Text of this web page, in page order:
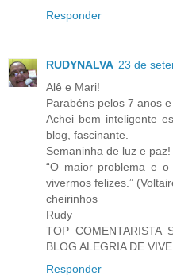
Responder
RUDYNALVA 23 de
Alê e Mari!
Parabéns pelos 7 anos
Achei bem inteligente
blog, fascinante.
Semaninha de luz e paz!
“O maior problema e
vivermos felizes.”
cheirinhos
Rudy
TOP COMENTARISTA
BLOG ALEGRIA DE
Responder